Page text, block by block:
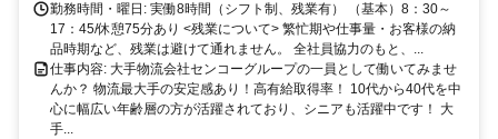
勤務時間・曜日: 実働8時間（シフト制、残業有） （基本）8：30～
17：45/休憩75分あり <残業について> 繁忙期や仕事量・お客様の納
品時期など、残業は避けて通れません。 全社員協力のもと、...
仕事内容: 大手物流会社センコーグループの一員として働いてみませ
んか？ 物流最大手の安定感あり！高有給取得率！ 10代から40代を中
心に幅広い年齢層の方が活躍されており、シニアも活躍中です！ 大
手...